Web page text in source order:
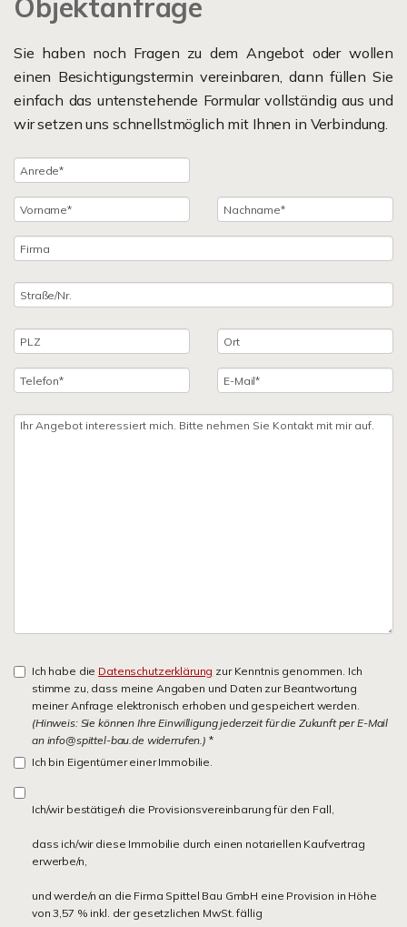
Objektanfrage
Sie haben noch Fragen zu dem Angebot oder wollen
einen Besichtigungstermin vereinbaren, dann füllen Sie
einfach das untenstehende Formular vollständig aus und
wir setzen uns schnellstmöglich mit Ihnen in Verbindung.
Ich habe die Datenschutzerklärung zur Kenntnis genommen. Ich
stimme zu, dass meine Angaben und Daten zur Beantwortung
meiner Anfrage elektronisch erhoben und gespeichert werden.
(Hinweis: Sie können Ihre Einwilligung jederzeit für die Zukunft per E-Mail
an info@spittel-bau.de widerrufen.) *
Ich bin Eigentümer einer Immobilie.
Ich/wir bestätige/n die Provisionsvereinbarung für den Fall,
dass ich/wir diese Immobilie durch einen notariellen Kaufvertrag
erwerbe/n,
und werde/n an die Firma Spittel Bau GmbH eine Provision in Höhe
von 3,57 % inkl. der gesetzlichen MwSt. fällig